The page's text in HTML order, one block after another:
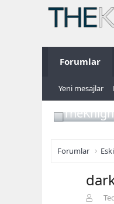
Forumlar
Yeni mesajlar
Forumlar